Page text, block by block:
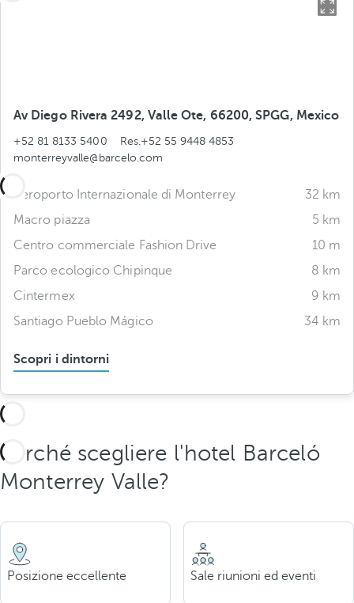
Av Diego Rivera 2492, Valle Ote, 66200, SPGG, Mexico
+52 81 8133 5400
Res.+52 55 9448 4853
monterreyvalle@barcelo.com
Aeroporto Internazionale di Monterrey
32 km
Macro piazza
5 km
Centro commerciale Fashion Drive
10 m
Parco ecologico Chipinque
8 km
Cintermex
9 km
Santiago Pueblo Mágico
34 km
Scopri i dintorni
Perché scegliere l'hotel Barceló
Monterrey Valle?
Posizione eccellente Sale riunioni ed eventi